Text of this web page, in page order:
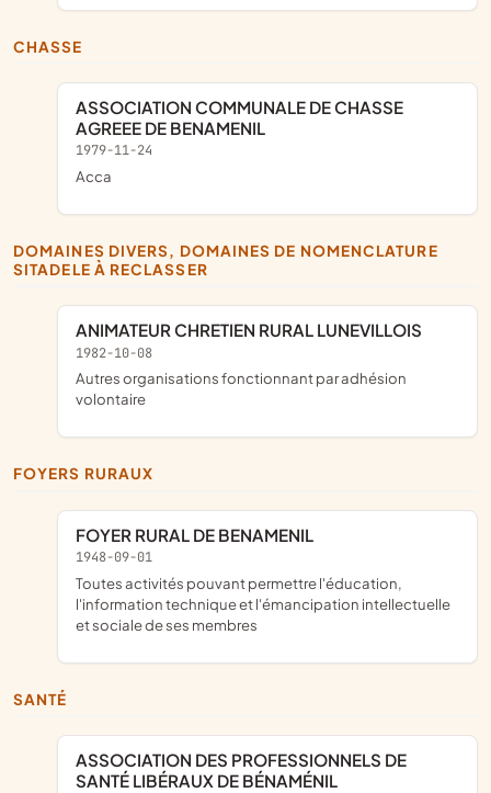
CHASSE
ASSOCIATION COMMUNALE DE CHASSE
AGREEE DE BENAMENIL
1979-11-24
acca
DOMAINES DIVERS, DOMAINES DE NOMENCLATURE
SITADELE À RECLASSER
ANIMATEUR CHRETIEN RURAL LUNEVILLOIS
1982-10-08
Autres organisations fonctionnant par adhésion
volontaire
FOYERS RURAUX
FOYER RURAL DE BENAMENIL
1948-09-01
toutes activités pouvant permettre l'éducation,
l'information technique et l'émancipation intellectuelle
et sociale de ses membres
SANTÉ
ASSOCIATION DES PROFESSIONNELS DE
SANTÉ LIBÉRAUX DE BÉNAMÉNIL